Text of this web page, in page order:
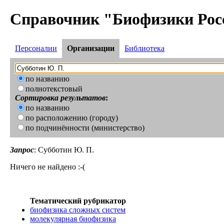
Справочник "Биофизики
Персоналии Организации Библиотека
по названию
полнотекстовый
Сортировка результатов:
по названию
по расположению (городу)
по подчинённости (министерство)
Запрос: Субботин Ю. П.
Ничего не найдено :-(
Тематический рубрикатор
биофизика сложных систем
молекулярная биофизика